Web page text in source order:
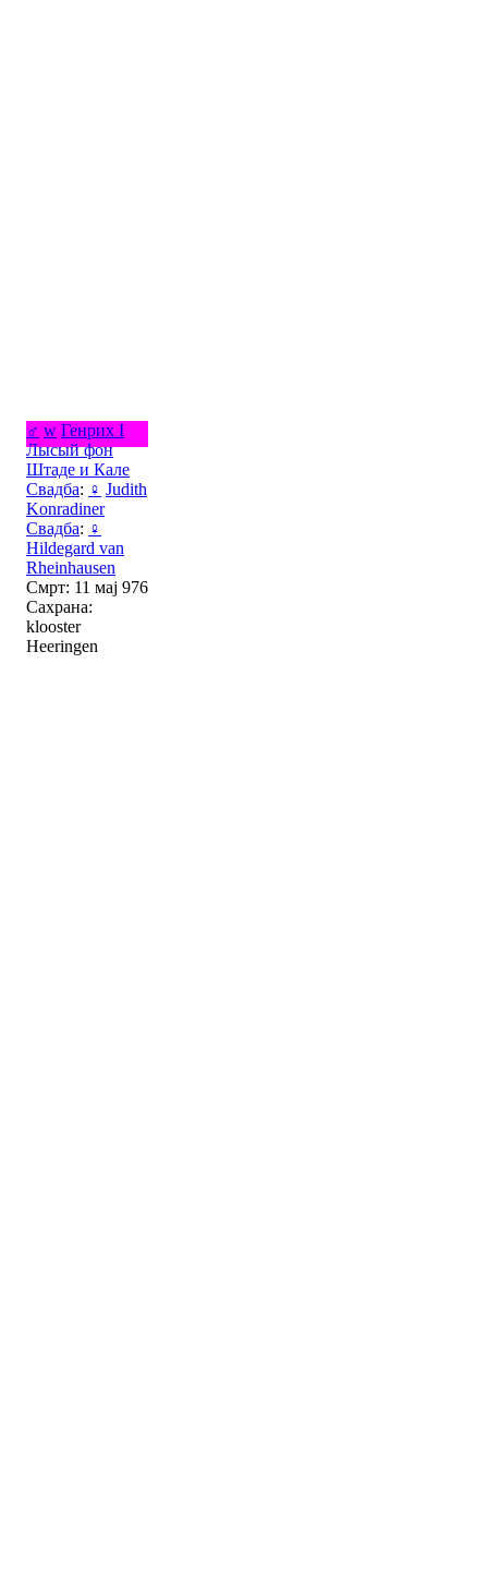
♂ w Генрих I
Лысый фон
Штаде и Кале
Свадба: ♀ Judith
Konradiner
Свадба: ♀
Hildegard van
Rheinhausen
Смрт: 11 мај 976
Сахрана:
klooster
Heeringen